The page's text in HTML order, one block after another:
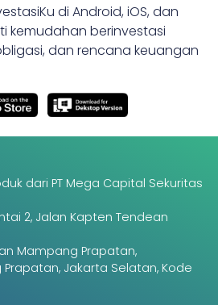
di Android, iOS, dan
kemudahan berinvestasi
dan rencana keuangan
dari PT Mega Capital Sekuritas
2, Jalan Kapten Tendean
Mampang Prapatan,
Jakarta Selatan, Kode